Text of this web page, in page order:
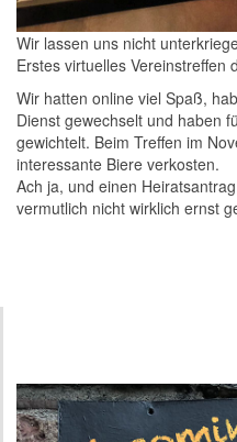
Wir lassen uns nicht
Erstes virtuelles Vereinstreffen
Wir hatten online viel Spaß,
Dienst gewechselt und haben
gewichtelt. Beim Treffen im
interessante Biere verkosten.
Ach ja, und einen
vermutlich nicht wirklich ernst